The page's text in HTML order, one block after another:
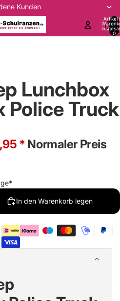
Kunden
Artikel
0
Lunchbox
Police Truck
* Normaler Preis
In den Warenkorb legen